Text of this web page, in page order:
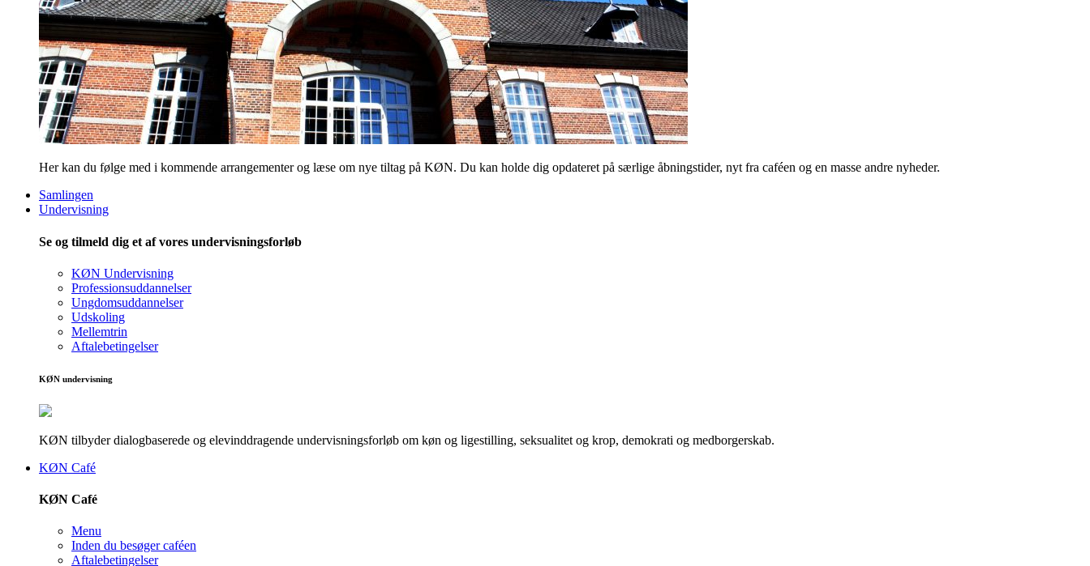
Her kan du følge med i kommende arrangementer og læse om nye tiltag på KØN. Du kan holde dig opdateret på særlige åbningstider, nyt fra caféen og en masse andre nyheder.
Samlingen
Undervisning
Se og tilmeld dig et af vores undervisningsforløb
KØN Undervisning
Professionsuddannelser
Ungdomsuddannelser
Udskoling
Mellemtrin
Aftalebetingelser
KØN undervisning
KØN tilbyder dialogbaserede og elevinddragende undervisningsforløb om køn og ligestilling, seksualitet og krop, demokrati og medborgerskab.
KØN Café
KØN Café
Menu
Inden du besøger caféen
Aftalebetingelser